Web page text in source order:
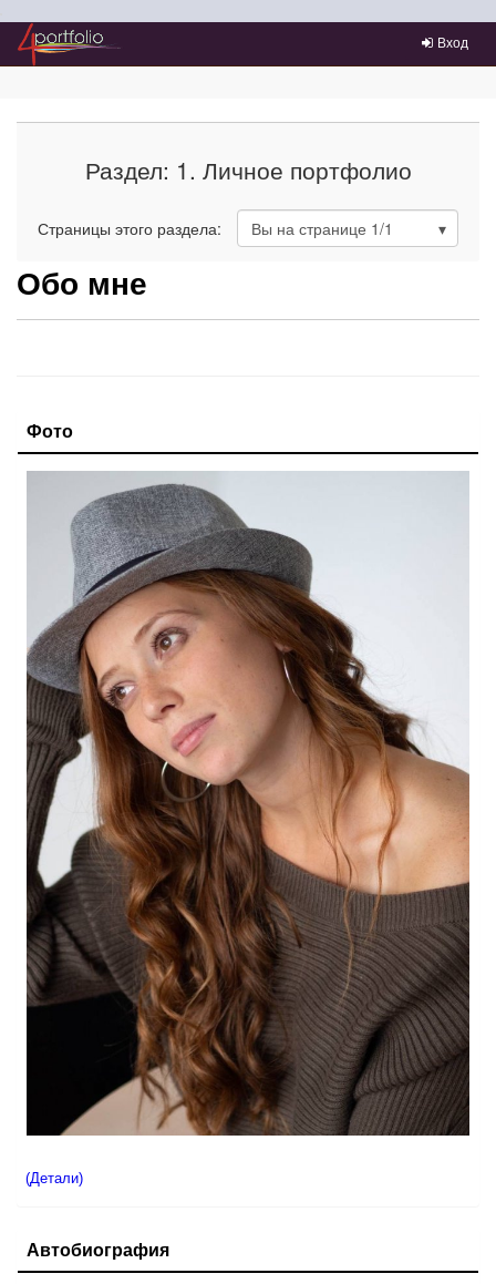
Преейти на главное меню
Вход
Раздел: 1. Личное портфолио
Страницы этого раздела: Вы на странице 1/1
Обо мне
Фото
(Детали)
Автобиография